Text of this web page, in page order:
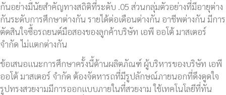
กันอย่างมีนัยสำคัญทางสถิติที่ระดับ .05 ส่วนกลุ่มตัวอย่างที่มีอายุต่าง
กันระดับการศึกษาต่างกัน รายได้ต่อเดือนต่างกัน อาชีพต่างกัน มีการ
ตัดสินใจซื้อรถยนต์มือสองของลูกค้าบริษัท เอพี ออโต้ มาสเตอร์
จำกัด ไม่แตกต่างกัน
ข้อเสนอแนะการศึกษาครั้งนี้ด้านผลิตภัณฑ์ ผู้บริหารของบริษัท เอพี
ออโต้ มาสเตอร์ จำกัด ต้องจัดหารถที่มีรูปลักษณ์ภายนอกที่ดึงดูดใจ
รูปทรงสวยงามมีการออกแบบภายในที่สวยงาม ใช้เทคโนโลยีที่ทัน